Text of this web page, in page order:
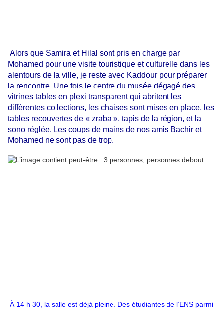
Alors que Samira et Hilal sont pris en charge par
Mohamed pour une visite touristique et culturelle dans les
alentours de la ville, je reste avec Kaddour pour préparer
la rencontre. Une fois le centre du musée dégagé des
vitrines tables en plexi transparent qui abritent les
différentes collections, les chaises sont mises en place, les
tables recouvertes de « zraba », tapis de la région, et la
sono réglée. Les coups de mains de nos amis Bachir et
Mohamed ne sont pas de trop.
À 14 h 30, la salle est déjà pleine. Des étudiantes de l’ENS parmi